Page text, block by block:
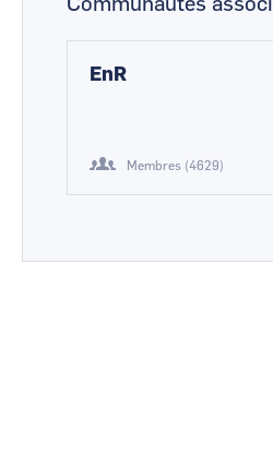
Communautés
EnR
Membres (4629)